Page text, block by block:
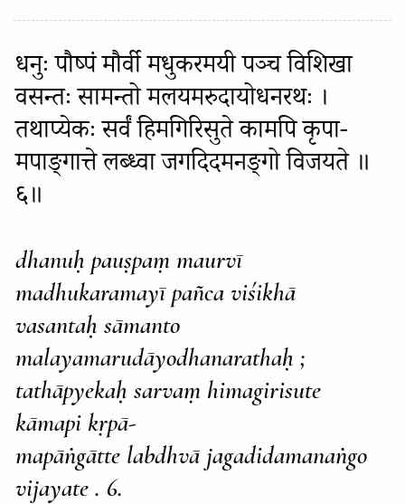
धनुः पौष्पं मौर्वी मधुकरमयी पञ्च विशिखा
वसन्तः सामन्तो मलयमरुदायोधनरथः ।
तथाप्येकः सर्वं हिमगिरिसुते कामपि कृपा-
मपाङ्गात्ते लब्ध्वा जगदिदमनङ्गो विजयते ॥
६॥
dhanuḥ pauṣpaṃ maurvī
madhukaramayī pañca viśikhā
vasantaḥ sāmanto
malayamarudāyodhanarathaḥ ;
tathāpyekaḥ sarvaṃ himagirisute
kāmapi kṛpā-
mapāṅgātte labdhvā jagadidamanaṅgo
vijayate . 6.